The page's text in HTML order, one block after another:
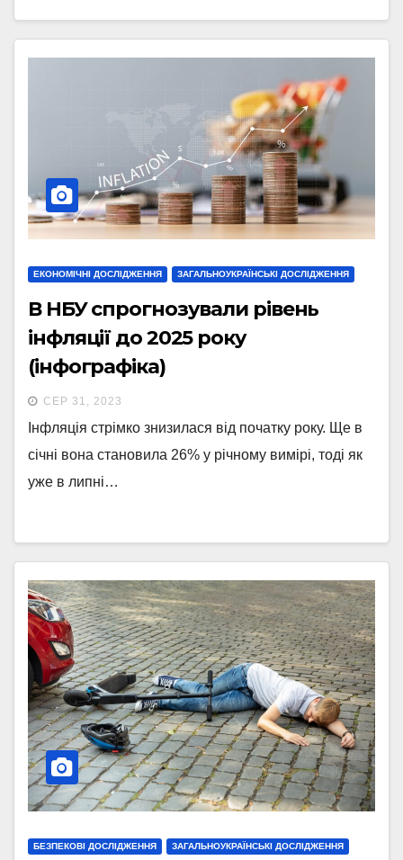
ЕКОНОМІЧНІ ДОСЛІДЖЕННЯ ЗАГАЛЬНОУКРАЇНСЬКІ ДОСЛІДЖЕННЯ
В НБУ спрогнозували рівень
інфляції до 2025 року
(інфографіка)
СЕР 31, 2023
Інфляція стрімко знизилася від початку року. Ще в
січні вона становила 26% у річному вимірі, тоді як
уже в липні…
БЕЗПЕКОВІ ДОСЛІДЖЕННЯ ЗАГАЛЬНОУКРАЇНСЬКІ ДОСЛІДЖЕННЯ